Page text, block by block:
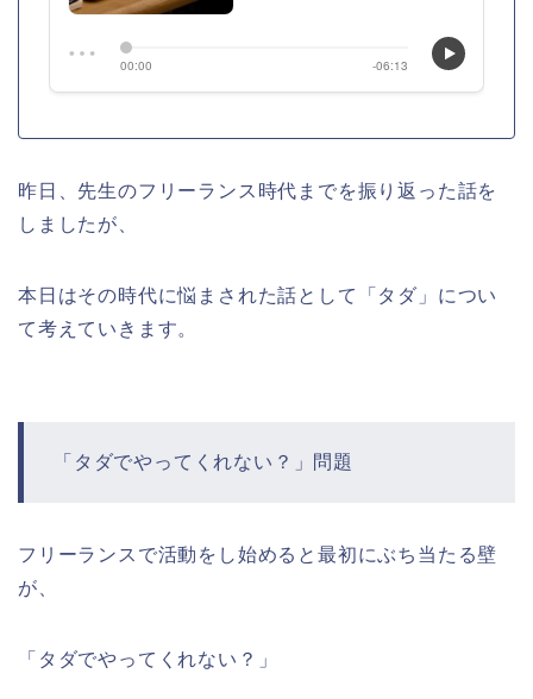
昨日、先生のフリーランス時代までを振り返った話を
しましたが、
本日はその時代に悩まされた話として「タダ」につい
て考えていきます。
「タダでやってくれない？」問題
フリーランスで活動をし始めると最初にぶち当たる壁
が、
「タダでやってくれない？」